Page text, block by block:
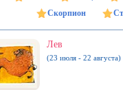
Скорпион
Лев
(23 июля - 22 августа)